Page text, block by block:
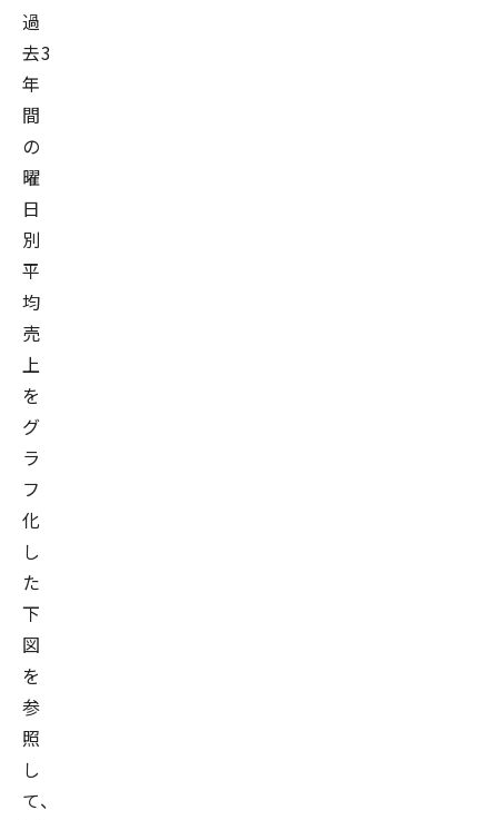
過
去3
年
間
の
曜
日
別
平
均
売
上
を
グ
ラ
フ
化
し
た
下
図
を
参
照
し
て、